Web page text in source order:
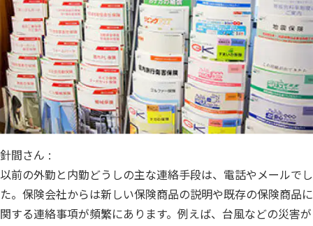
針間さん :
以前の外勤と内勤どうしの主な連絡手段は、電話やメールでし
た。保険会社からは新しい保険商品の説明や既存の保険商品に
関する連絡事項が頻繁にあります。例えば、台風などの災害が